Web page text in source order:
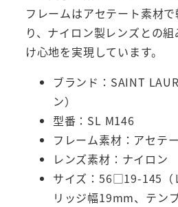
フレームはアセテート素材
り、ナイロン製レンズとの
け心地を実現しています。
ブランド：SAINT
ン）
型番：SL M146
フレーム素材：アセテ
レンズ素材：ナイロン
サイズ：56□19-145（
リッジ幅19mm、テン